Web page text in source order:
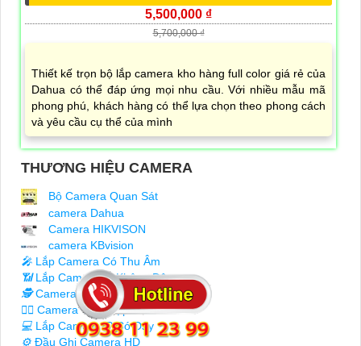
5,500,000 ₫
5,700,000 ₫
Thiết kế trọn bộ lắp camera kho hàng full color giá rẻ của
Dahua có thể đáp ứng mọi nhu cầu. Với nhiều mẫu mã
phong phú, khách hàng có thể lựa chọn theo phong cách
và yêu cầu cụ thể của mình
THƯƠNG HIỆU CAMERA
Bộ Camera Quan Sát
camera Dahua
Camera HIKVISON
camera KBvision
️🎤️ Lắp Camera Có Thu Âm
📶Lắp Camera IP Không Dây
🕵️Camera Zoom Quang
🧛‍♀️ Camera Tích Hợp AI
💻 Lắp Camera IP Có Dây
⚙️ Đầu Ghi Camera HD